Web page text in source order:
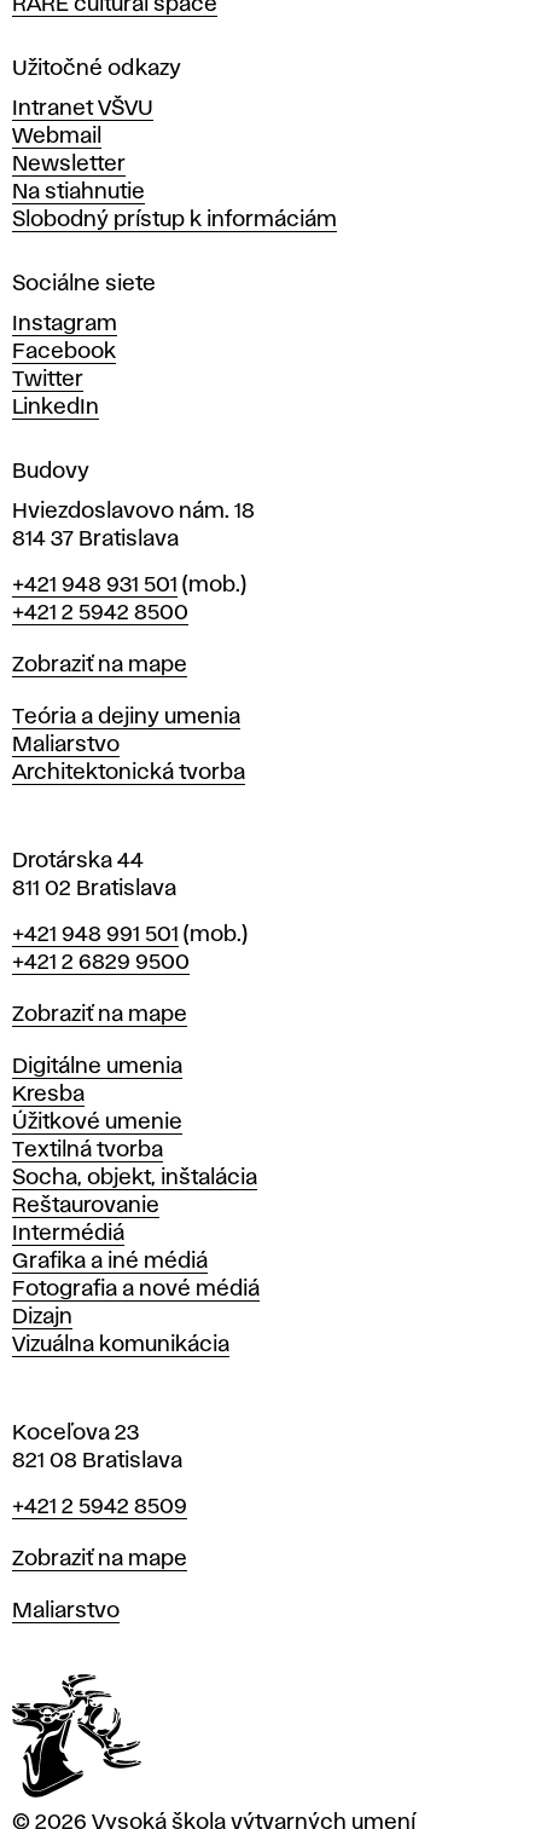
o
a
ý
t
v
a
r
ý
c
h
u
m
e
í
v
r
a
i
s
l
a
v
RARE cultural space
Užitočné odkazy
Intranet VŠVU
Webmail
Newsletter
Na stiahnutie
Slobodný prístup k informáciám
Sociálne siete
Instagram
Facebook
Twitter
LinkedIn
Budovy
Hviezdoslavovo nám. 18
814 37 Bratislava
Telefón
+421 948 931 501 (mob.)
+421 2 5942 8500
Mapa
Zobraziť na mape
Katedry
Teória a dejiny umenia
Maliarstvo
Architektonická tvorba
Drotárska 44
811 02 Bratislava
Telefón
+421 948 991 501 (mob.)
+421 2 6829 9500
Mapa
Zobraziť na mape
Katedry
Digitálne umenia
Kresba
Úžitkové umenie
Textilná tvorba
Socha, objekt, inštalácia
Reštaurovanie
Intermédiá
Grafika a iné médiá
Fotografia a nové médiá
Dizajn
Vizuálna komunikácia
Koceľova 23
821 08 Bratislava
Telefón
+421 2 5942 8509
Mapa
Zobraziť na mape
Katedry
Maliarstvo
© 2026 Vysoká škola výtvarných umení